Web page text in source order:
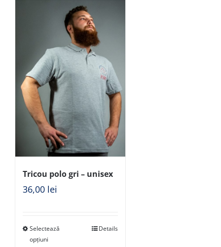
Tricou polo gri – unisex
36,00 lei
Selectează
opțiuni
Details